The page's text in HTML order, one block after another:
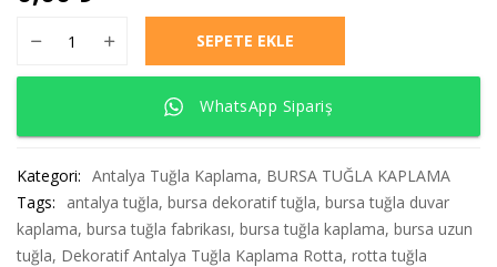
SEPETE EKLE
WhatsApp Sipariş
Kategori: Antalya Tuğla Kaplama, BURSA TUĞLA KAPLAMA
Tags:
antalya tuğla, bursa dekoratif tuğla, bursa tuğla duvar
kaplama, bursa tuğla fabrikası, bursa tuğla kaplama, bursa uzun
tuğla, Dekoratif Antalya Tuğla Kaplama Rotta, rotta tuğla